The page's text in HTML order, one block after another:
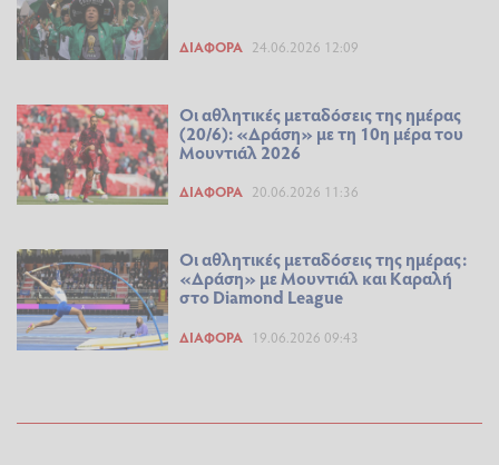
ΔΙΆΦΟΡΑ 24.06.2026 12:09
Οι αθλητικές μεταδόσεις της ημέρας
(20/6): «Δράση» με τη 10η μέρα του
Μουντιάλ 2026
ΔΙΆΦΟΡΑ 20.06.2026 11:36
Οι αθλητικές μεταδόσεις της ημέρας:
«Δράση» με Μουντιάλ και Καραλή
στο Diamond League
ΔΙΆΦΟΡΑ 19.06.2026 09:43